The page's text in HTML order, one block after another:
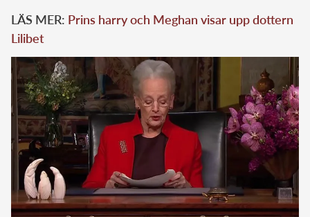
LÄS MER: Prins harry och Meghan visar upp dottern
Lilibet